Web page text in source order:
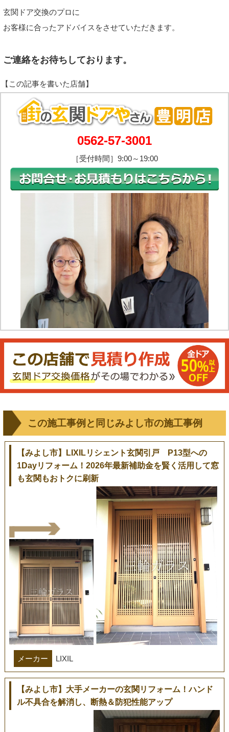
玄関ドア交換のプロに
お客様に合ったアドバイスをさせていただきます。
ご連絡をお待ちしております。
0562-57-3001
［受付時間］9:00～19:00
この施工事例と同じみよし市の施工事例
【みよし市】LIXILリシェント玄関引戸 P13型への
1Dayリフォーム！2026年最新補助金を賢く活用して窓
も玄関もおトクに刷新
メーカー LIXIL
【みよし市】大手メーカーの玄関リフォーム！ハンド
ル不具合を解消し、断熱＆防犯性能アップ